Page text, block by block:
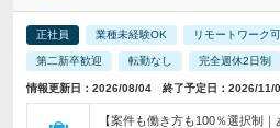
正社員 業種未経験OK リモートワーク可
第二新卒歓迎 転勤なし 完全週休2日制
情報更新日：2026/08/04 終了予定日：2026/11/
【案件も働き方も100％選択制